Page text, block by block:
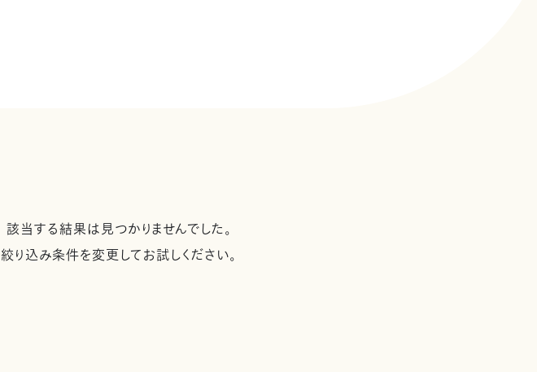
該当する結果は見つかりませんでした。
絞り込み条件を変更してお試しください。